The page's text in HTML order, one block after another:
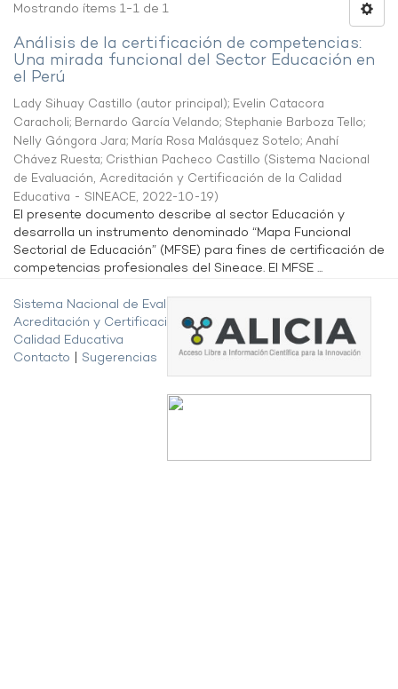
Mostrando ítems 1-1 de 1
Análisis de la certificación de competencias:
Una mirada funcional del Sector Educación en
el Perú
Lady Sihuay Castillo (autor principal); Evelin Catacora
Caracholi; Bernardo García Velando; Stephanie Barboza Tello;
Nelly Góngora Jara; María Rosa Malásquez Sotelo; Anahí
Chávez Ruesta; Cristhian Pacheco Castillo (Sistema Nacional
de Evaluación, Acreditación y Certificación de la Calidad
Educativa - SINEACE, 2022-10-19)
El presente documento describe al sector Educación y
desarrolla un instrumento denominado “Mapa Funcional
Sectorial de Educación” (MFSE) para fines de certificación de
competencias profesionales del Sineace. El MFSE ...
Sistema Nacional de Evaluación,
Acreditación y Certificación de la
Calidad Educativa
Contacto
Sugerencias